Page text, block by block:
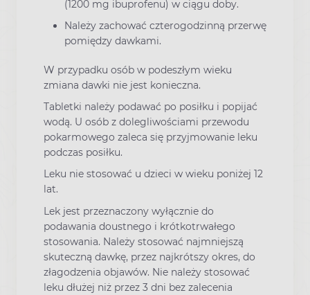
(1200 mg ibuprofenu) w ciągu doby.
Należy zachować czterogodzinną przerwę
pomiędzy dawkami.
W przypadku osób w podeszłym wieku
zmiana dawki nie jest konieczna.
Tabletki należy podawać po posiłku i popijać
wodą. U osób z dolegliwościami przewodu
pokarmowego zaleca się przyjmowanie leku
podczas posiłku.
Leku nie stosować u dzieci w wieku poniżej 12
lat.
Lek jest przeznaczony wyłącznie do
podawania doustnego i krótkotrwałego
stosowania. Należy stosować najmniejszą
skuteczną dawkę, przez najkrótszy okres, do
złagodzenia objawów. Nie należy stosować
leku dłużej niż przez 3 dni bez zalecenia